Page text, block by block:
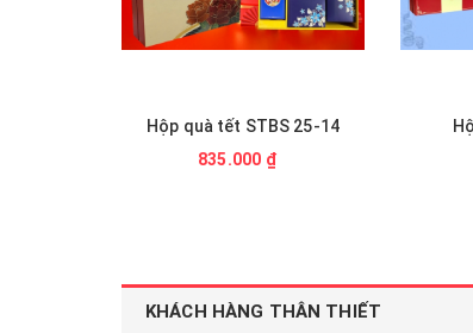
Hộp quà STBS 12
870.000 ₫
KHÁCH HÀNG THÂN THIẾT